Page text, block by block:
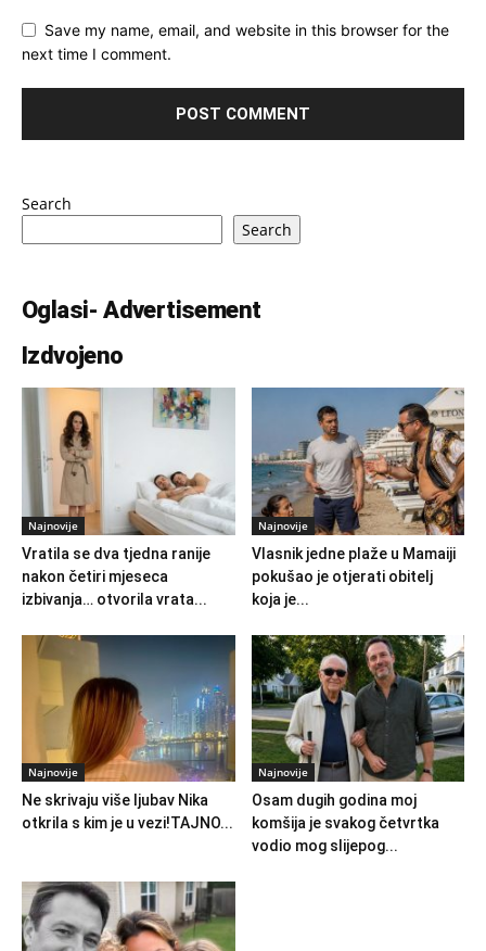
Save my name, email, and website in this browser for the
next time I comment.
Search
Search
Oglasi- Advertisement
Izdvojeno
Najnovije
Vratila se dva tjedna ranije
nakon četiri mjeseca
izbivanja… otvorila vrata...
Najnovije
Vlasnik jedne plaže u Mamaiji
pokušao je otjerati obitelj
koja je...
Najnovije
Ne skrivaju više ljubav Nika
otkrila s kim je u vezi!TAJNO...
Najnovije
Osam dugih godina moj
komšija je svakog četvrtka
vodio mog slijepog...